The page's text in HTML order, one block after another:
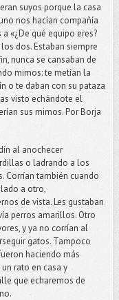
suyos porque la casa
nos hacían compañía
«¿De qué equipo eres?
dos. Estaban siempre
nunca se cansaban de
mimos: te metían la
o te daban con su pataza
visto echándote el
sus mimos. Por Borja
al anochecer
o ladrando a los
Corrían también cuando
a otro,
de vista. Les gustaban
perros amarillos. Otro
y ya no corrían al
gatos. Tampoco
haciendo más
rato en casa y
que echaremos de